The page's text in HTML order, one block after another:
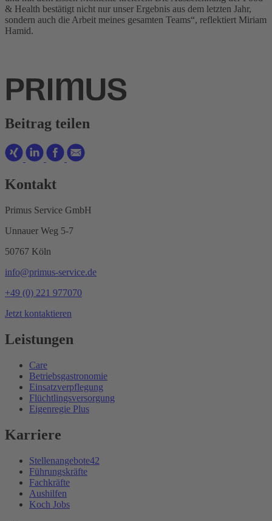
& Health bestätigt nicht nur unser Ergebnis aus dem letzten Jahr,
sondern auch die Arbeit meines gesamten Teams“, reflektiert Miriam
Hamid.
Beitrag teilen
Kontakt
Primus Service GmbH
Unnauer Weg 5-7
50767 Köln
info@primus-service.de
+49 (0) 221 977070
Jetzt kontaktieren
Leistungen
Care
Betriebsgastronomie
Einsatzverpflegung
Flüchtlingsversorgung
Eigenregie Plus
Karriere
Stellenangebote42
Führungskräfte
Fachkräfte
Aushilfen
Koch Jobs